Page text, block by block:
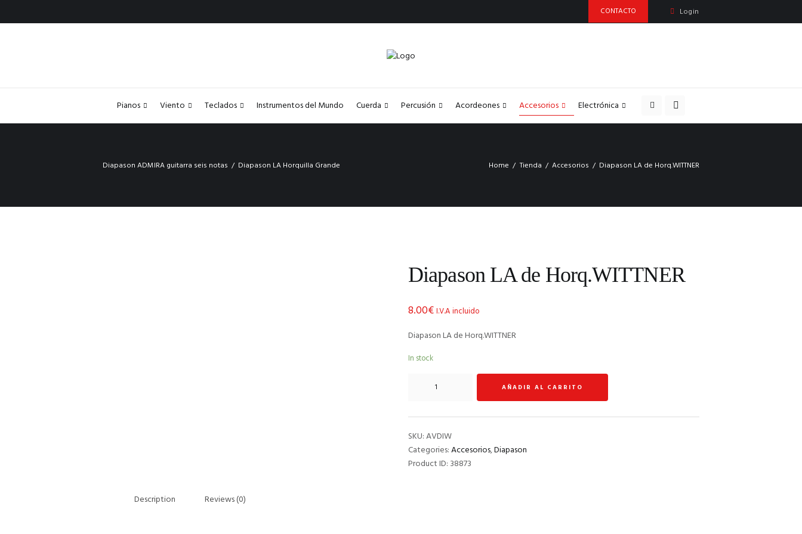
CONTACTO Login
Pianos Viento Teclados Instrumentos del Mundo Cuerda Percusión Acordeones Accesorios Electrónica
Diapason ADMIRA guitarra seis notas Diapason LA Horquilla Grande Home Tienda Accesorios Diapason LA de Horq.WITTNER
Diapason LA de Horq.WITTNER
8.00€I.V.A incluido
Diapason LA de Horq.WITTNER
In stock
Horq.WITTNER
quantity
AÑADIR AL CARRITO
SKU:AVDIW
Categories:Accesorios,Diapason
Product ID: 38873
Description Reviews (0)